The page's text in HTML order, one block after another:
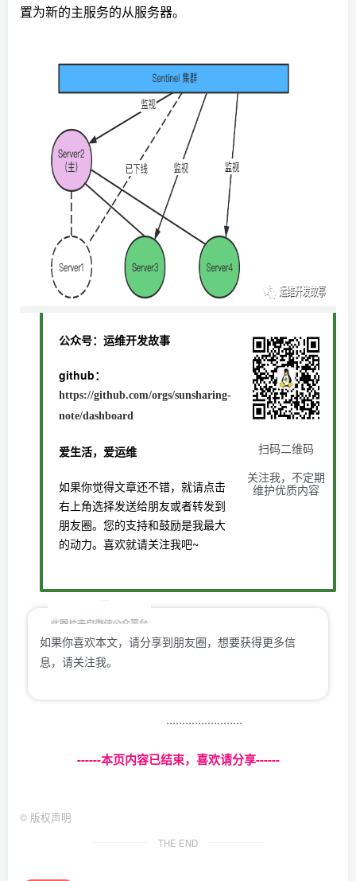
置为新的主服务的从服务器。
公众号：运维开发故事
github：
https://github.com/orgs/sunsharing-
note/dashboard
爱生活，爱运维
如果你觉得文章还不错，就请点击
右上角选择发送给朋友或者转发到
朋友圈。您的支持和鼓励是我最大
的动力。喜欢就请关注我吧~
扫码二维码
关注我，不定期
维护优质内容
如果你喜欢本文，请分享到朋友圈，想要获得更多信
息，请关注我。
........................
------本页内容已结束，喜欢请分享------
© 版权声明
THE END